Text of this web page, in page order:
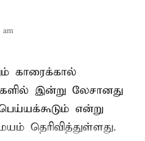
am
காரைக்கால்
இன்று லேசானது
என்று
தெரிவித்துள்ளது.